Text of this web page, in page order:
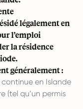
légalement en
l’emploi
la résidence
généralement :
en Islande
(tel qu’un permis